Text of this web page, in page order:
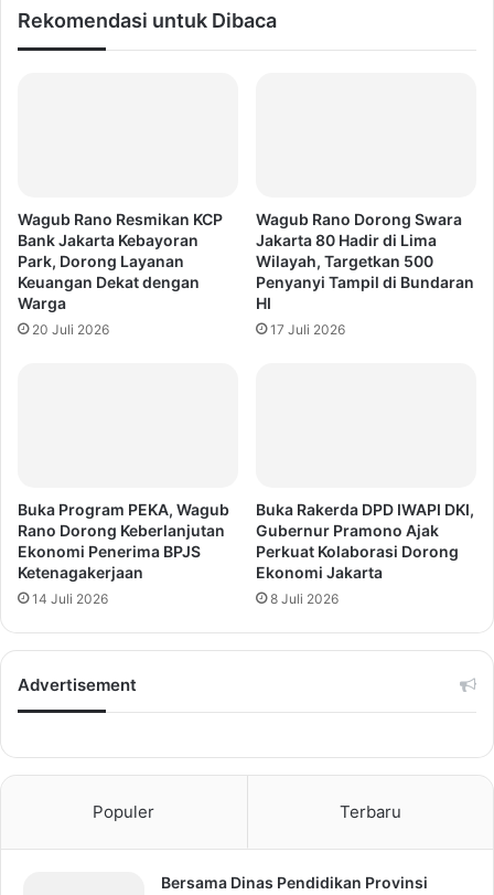
Rekomendasi untuk Dibaca
Wagub Rano Resmikan KCP
Bank Jakarta Kebayoran
Park, Dorong Layanan
Keuangan Dekat dengan
Warga
20 Juli 2026
Wagub Rano Dorong Swara
Jakarta 80 Hadir di Lima
Wilayah, Targetkan 500
Penyanyi Tampil di Bundaran
HI
17 Juli 2026
Buka Program PEKA, Wagub
Rano Dorong Keberlanjutan
Ekonomi Penerima BPJS
Ketenagakerjaan
14 Juli 2026
Buka Rakerda DPD IWAPI DKI,
Gubernur Pramono Ajak
Perkuat Kolaborasi Dorong
Ekonomi Jakarta
8 Juli 2026
Advertisement
Populer Terbaru
Bersama Dinas Pendidikan Provinsi